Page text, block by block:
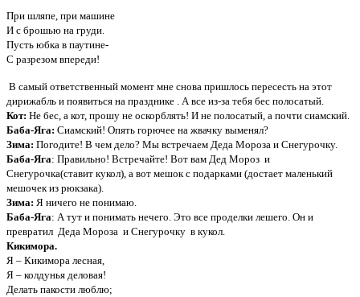
При шляпе, при машине
И с брошью на груди.
Пусть юбка в паутине-
С разрезом впереди!
В самый ответственный момент мне снова пришлось пересесть на этот
дирижабль и появиться на празднике . А все из-за тебя бес полосатый.
Кот: Не бес, а кот, прошу не оскорблять! И не полосатый, а почти сиамский.
Баба-Яга: Сиамский! Опять горючее на жвачку выменял?
Зима: Погодите! В чем дело? Мы встречаем Деда Мороза и Снегурочку.
Баба-Яга: Правильно! Встречайте! Вот вам Дед Мороз и
Снегурочка(ставит кукол), а вот мешок с подарками (достает маленький
мешочек из рюкзака).
Зима: Я ничего не понимаю.
Баба-Яга: А тут и понимать нечего. Это все проделки лешего. Он и
превратил Деда Мороза и Снегурочку в кукол.
Кикимора.
Я – Кикимора лесная,
Я – колдунья деловая!
Делать пакости люблю;